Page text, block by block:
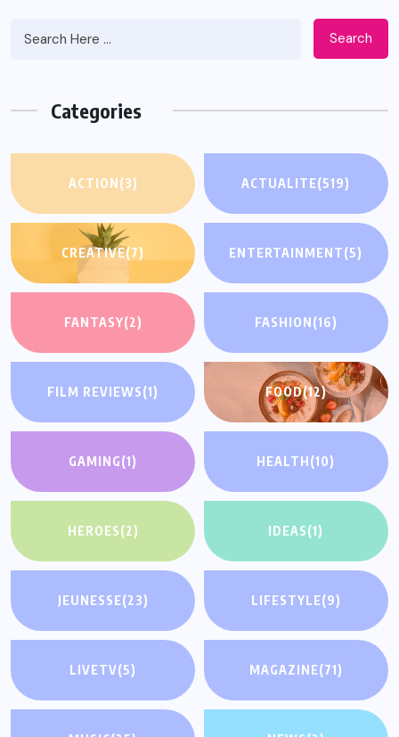
Search
Categories
ACTION(3) ACTUALITE(519)
CREATIVE(7) ENTERTAINMENT(5)
FANTASY(2) FASHION(16)
FILM REVIEWS(1) FOOD(12)
GAMING(1) HEALTH(10)
HEROES(2) IDEAS(1)
JEUNESSE(23) LIFESTYLE(9)
LIVETV(5) MAGAZINE(71)